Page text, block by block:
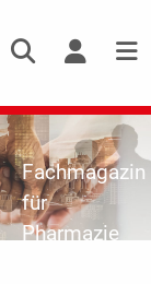
Fachmagazin
für
Pharmazie